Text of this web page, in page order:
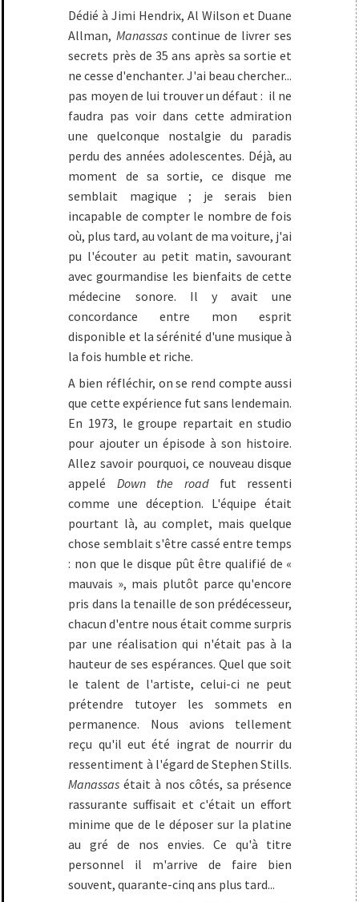
Dédié à Jimi Hendrix, Al Wilson et Duane
Allman, Manassascontinue de livrer ses
secrets près de 35 ans après sa sortie et
ne cesse d'enchanter. J'ai beau chercher...
pas moyen de lui trouver un défaut : il ne
faudra pas voir dans cette admiration
une quelconque nostalgie du paradis
perdu des années adolescentes. Déjà, au
moment de sa sortie, ce disque me
semblait magique ; je serais bien
incapable de compter le nombre de fois
où, plus tard, au volant de ma voiture, j'ai
pu l'écouter au petit matin, savourant
avec gourmandise les bienfaits de cette
médecine sonore. Il y avait une
concordance entre mon esprit
disponible et la sérénité d'une musique à
la fois humble et riche.
A bien réfléchir, on se rend compte aussi
que cette expérience fut sans lendemain.
En 1973, le groupe repartait en studio
pour ajouter un épisode à son histoire.
Allez savoir pourquoi, ce nouveau disque
appelé Down the roadfut ressenti
comme une déception. L'équipe était
pourtant là, au complet, mais quelque
chose semblait s'être cassé entre temps
: non que le disque pût être qualifié de «
mauvais », mais plutôt parce qu'encore
pris dans la tenaille de son prédécesseur,
chacun d'entre nous était comme surpris
par une réalisation qui n'était pas à la
hauteur de ses espérances. Quel que soit
le talent de l'artiste, celui-ci ne peut
prétendre tutoyer les sommets en
permanence. Nous avions tellement
reçu qu'il eut été ingrat de nourrir du
ressentiment à l'égard de Stephen Stills.
Manassas était à nos côtés, sa présence
rassurante suffisait et c'était un effort
minime que de le déposer sur la platine
au gré de nos envies. Ce qu'à titre
personnel il m'arrive de faire bien
souvent, quarante-cinq ans plus tard...